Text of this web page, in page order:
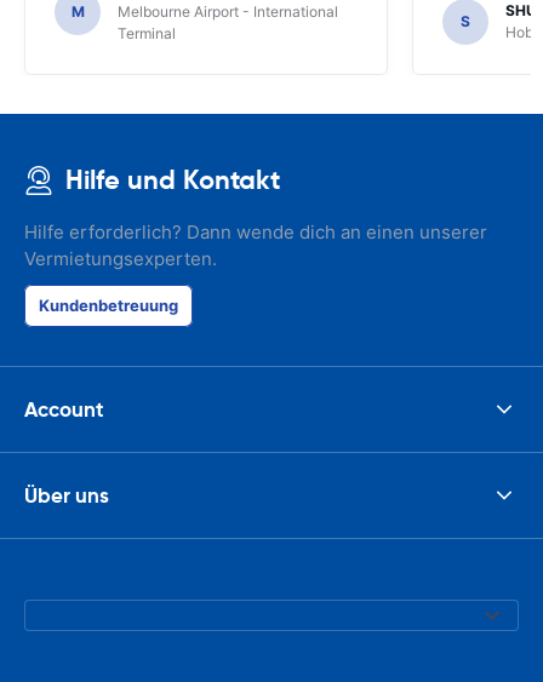
M
Melbourne Airport - International
Terminal
S
Hilfe und Kontakt
Hilfe erforderlich? Dann wende dich an einen unserer
Vermietungsexperten.
Kundenbetreuung
Account
Über uns